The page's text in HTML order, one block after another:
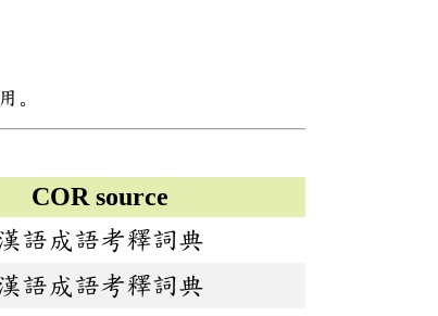
。
COR source
漢語成語考釋詞典
漢語成語考釋詞典